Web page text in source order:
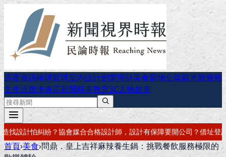
房產資訊棒球籃球室內設計創業理財美食寵物公益觀光旅遊藝
文生活旗津專區新聞時事教育3C人物故事
計有保障要開公司？借址登記・公司設立・工商登記一次辦好記帳報
首頁›美食›問鼎．皇上吉祥麻辣養生鍋：挑戰餐飲服務極限的